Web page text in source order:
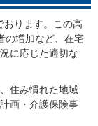
ります。この高
の増加など、在宅
に応じた適切な
住み慣れた地域
画・介護保険事